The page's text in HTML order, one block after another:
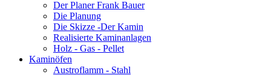
Der Planer Frank Bauer
Die Planung
Die Skizze -Der Kamin
Realisierte Kaminanlagen
Holz - Gas - Pellet
Kaminöfen
Austroflamm - Stahl